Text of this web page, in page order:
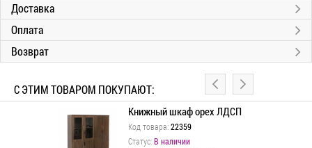
Доставка
Оплата
Возврат
С ЭТИМ ТОВАРОМ ПОКУПАЮТ:
Книжный шкаф орех ЛДСП
Код товара:22359
Статус:В наличии